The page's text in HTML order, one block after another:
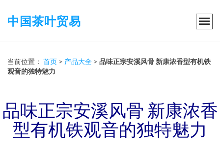
中国茶叶贸易
当前位置： 首页 > 产品大全 > 品味正宗安溪风骨 新康浓香型有机铁
观音的独特魅力
品味正宗安溪风骨 新康浓香
型有机铁观音的独特魅力